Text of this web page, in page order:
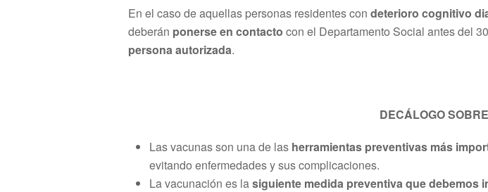
En el caso de aquellas personas residentes con deterioro cognitivo
deberán ponerse en contacto con el Departamento Social antes del
persona autorizada.
DECÁLOGO
Las vacunas son una de las herramientas preventivas más
evitando enfermedades y sus complicaciones.
La vacunación es lasiguiente medida preventiva que debemos